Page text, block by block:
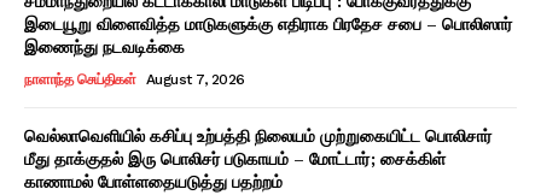
இடையூறு விளைவித்த மாடுகளுக்கு எதிராக பிரதேச சபை – பொலிஸார்
இணைந்து நடவடிக்கை
நாளாந்த செய்திகள் August 7, 2026
வெல்லாவெளியில் கசிப்பு உற்பத்தி நிலையம் முற்றுகையிட்ட பொலிசார்
மீது தாக்குதல் இரு பொலிசர் படுகாயம் – மோட்டார்; சைக்கிள்
காணாமல் போள்ளதையடுத்து பதற்றம்